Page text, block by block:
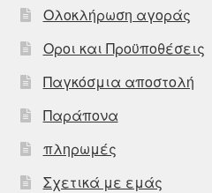
Ολοκλήρωση αγοράς
Οροι και Προϋποθέσεις
Παγκόσμια αποστολή
Παράπονα
πληρωμές
Σχετικά με εμάς